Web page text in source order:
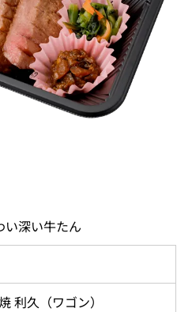
い深い牛たん
利久（ワゴン）